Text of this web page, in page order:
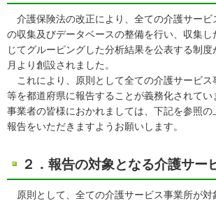
介護保険法の改正により、全ての介護サービ
の収集及びデータベースの整備を行い、収集
じてグルーピングした分析結果を公表する制
月より創設されました。
これにより、原則として全ての介護サービス
等を都道府県に報告することが義務化されてい
事業者の皆様におかれましては、下記を参照
報告をいただきますようお願いします。
２．報告の対象となる介護サー
原則として、全ての介護サービス事業所が対